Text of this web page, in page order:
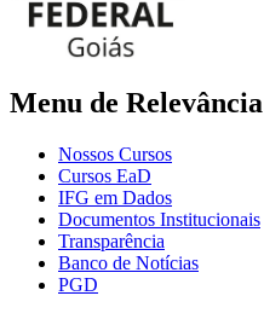
Menu de Relevância
Nossos Cursos
Cursos EaD
IFG em Dados
Documentos Institucionais
Transparência
Banco de Notícias
PGD